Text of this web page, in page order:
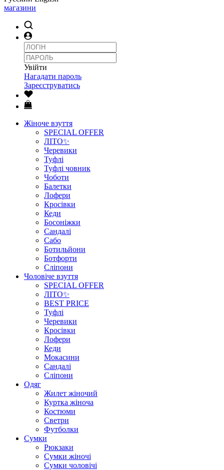
магазини
Увійти
Нагадати пароль
Зареєструватись
Жіноче взуття
SPECIAL OFFER
ЛІТО✨
Черевики
Туфлі
Туфлі човник
Чоботи
Балетки
Лофери
Кросівки
Кеди
Босоніжки
Сандалі
Сабо
Ботильйони
Ботфорти
Сліпони
Чоловіче взуття
SPECIAL OFFER
ЛІТО✨
BEST PRICE
Туфлі
Черевики
Кросівки
Лофери
Кеди
Мокасини
Сандалі
Сліпони
Одяг
Жилет жіночий
Куртка жіноча
Костюми
Светри
Футболки
Сумки
Рюкзаки
Сумки жіночі
Сумки чоловічі